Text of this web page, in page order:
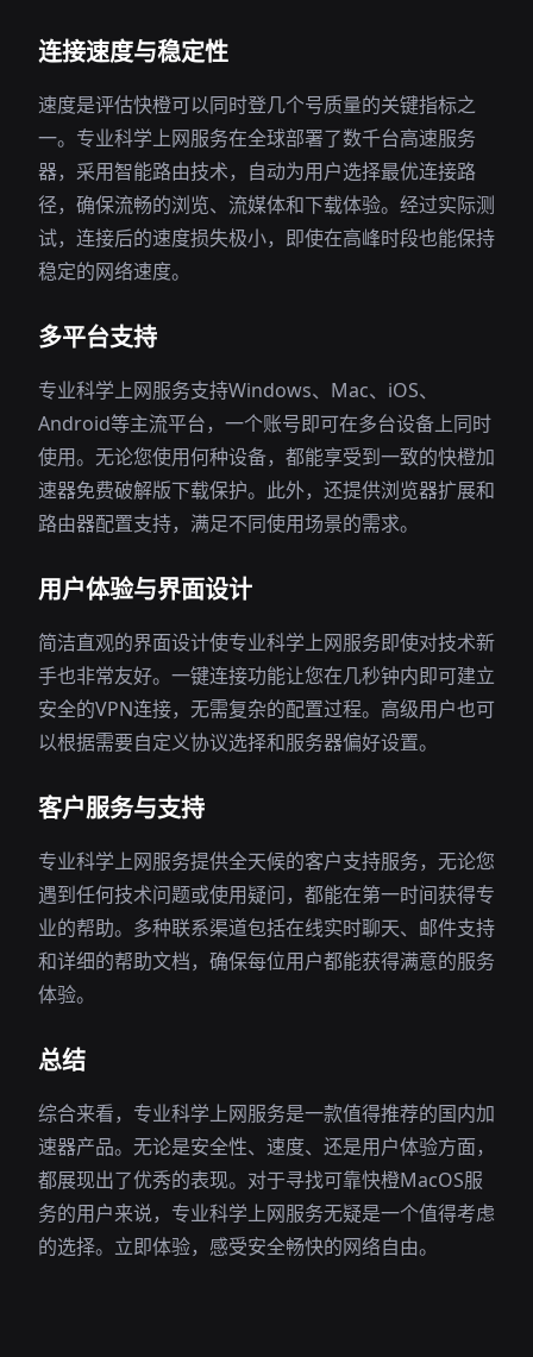
连接速度与稳定性
速度是评估快橙可以同时登几个号质量的关键指标之
一。专业科学上网服务在全球部署了数千台高速服务
器，采用智能路由技术，自动为用户选择最优连接路
径，确保流畅的浏览、流媒体和下载体验。经过实际测
试，连接后的速度损失极小，即使在高峰时段也能保持
稳定的网络速度。
多平台支持
专业科学上网服务支持Windows、Mac、iOS、
Android等主流平台，一个账号即可在多台设备上同时
使用。无论您使用何种设备，都能享受到一致的快橙加
速器免费破解版下载保护。此外，还提供浏览器扩展和
路由器配置支持，满足不同使用场景的需求。
用户体验与界面设计
简洁直观的界面设计使专业科学上网服务即使对技术新
手也非常友好。一键连接功能让您在几秒钟内即可建立
安全的VPN连接，无需复杂的配置过程。高级用户也可
以根据需要自定义协议选择和服务器偏好设置。
客户服务与支持
专业科学上网服务提供全天候的客户支持服务，无论您
遇到任何技术问题或使用疑问，都能在第一时间获得专
业的帮助。多种联系渠道包括在线实时聊天、邮件支持
和详细的帮助文档，确保每位用户都能获得满意的服务
体验。
总结
综合来看，专业科学上网服务是一款值得推荐的国内加
速器产品。无论是安全性、速度、还是用户体验方面，
都展现出了优秀的表现。对于寻找可靠快橙MacOS服
务的用户来说，专业科学上网服务无疑是一个值得考虑
的选择。立即体验，感受安全畅快的网络自由。